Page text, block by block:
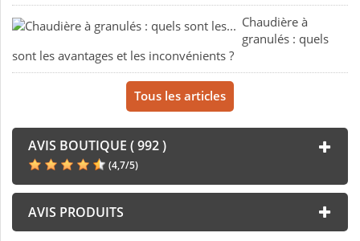
Chaudière à
granulés : quels
sont les avantages et les inconvénients ?
Tous les articles
AVIS BOUTIQUE ( 992 )
(4,7/5)
AVIS PRODUITS